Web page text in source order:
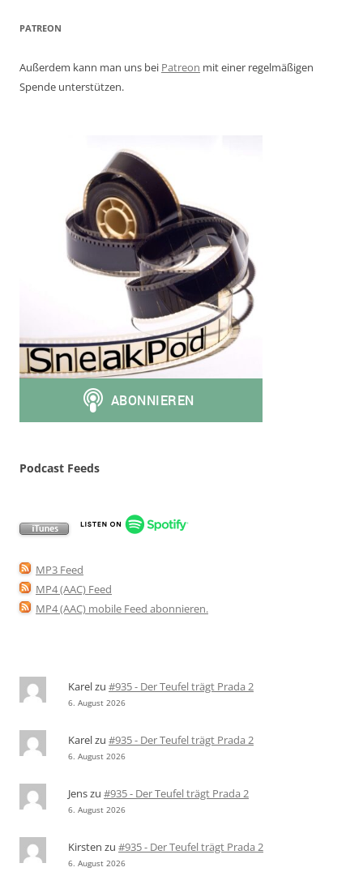
PATREON
Außerdem kann man uns bei Patreon mit einer regelmäßigen
Spende unterstützen.
Podcast Feeds
MP3 Feed
MP4 (AAC) Feed
MP4 (AAC) mobile Feed abonnieren.
Karelzu #935 - Der Teufel trägt Prada 2
6. August 2026
Karelzu #935 - Der Teufel trägt Prada 2
6. August 2026
Jenszu #935 - Der Teufel trägt Prada 2
6. August 2026
Kirsten zu #935 - Der Teufel trägt Prada 2
6. August 2026